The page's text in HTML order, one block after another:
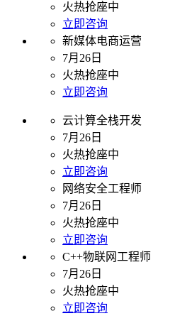
火热抢座中
立即咨询
新媒体电商运营
7月26日
火热抢座中
立即咨询
云计算全栈开发
7月26日
火热抢座中
立即咨询
网络安全工程师
7月26日
火热抢座中
立即咨询
C++物联网工程师
7月26日
火热抢座中
立即咨询